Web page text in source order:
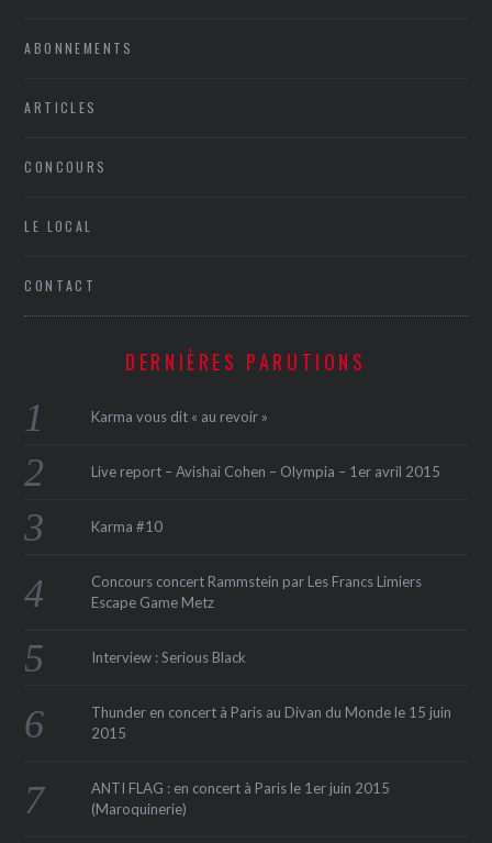
ABONNEMENTS
ARTICLES
CONCOURS
LE LOCAL
CONTACT
DERNIÈRES PARUTIONS
Karma vous dit « au revoir »
Live report – Avishai Cohen – Olympia – 1er avril 2015
Karma #10
Concours concert Rammstein par Les Francs Limiers
Escape Game Metz
Interview : Serious Black
Thunder en concert à Paris au Divan du Monde le 15 juin
2015
ANTI FLAG : en concert à Paris le 1er juin 2015
(Maroquinerie‏)